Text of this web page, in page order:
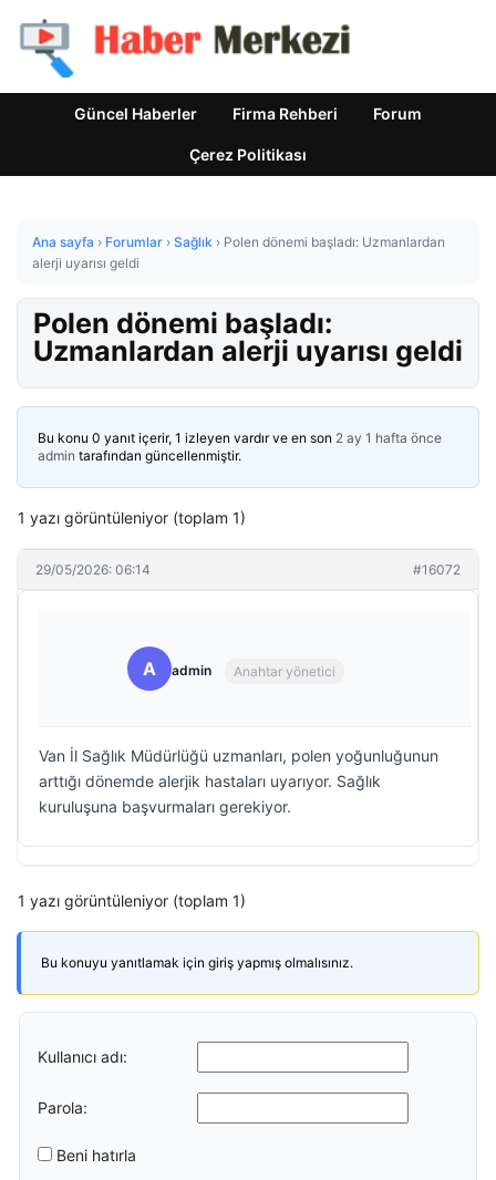
Güncel Haberler Firma Rehberi Forum
Çerez Politikası
Ana sayfa › Forumlar › Sağlık › Polen dönemi başladı: Uzmanlardan
alerji uyarısı geldi
Polen dönemi başladı:
Uzmanlardan alerji uyarısı geldi
Bu konu 0 yanıt içerir, 1 izleyen vardır ve en son 2 ay 1 hafta önce
admin tarafından güncellenmiştir.
1 yazı görüntüleniyor (toplam 1)
29/05/2026: 06:14 #16072
A admin Anahtar yönetici
Van İl Sağlık Müdürlüğü uzmanları, polen yoğunluğunun
arttığı dönemde alerjik hastaları uyarıyor. Sağlık
kuruluşuna başvurmaları gerekiyor.
1 yazı görüntüleniyor (toplam 1)
Bu konuyu yanıtlamak için giriş yapmış olmalısınız.
Kullanıcı adı:
Parola:
Beni hatırla